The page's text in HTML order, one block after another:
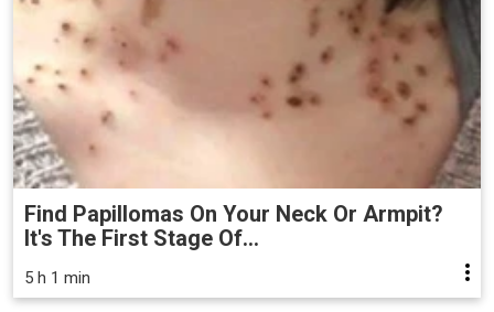
Find Papillomas On Your Neck Or Armpit?
It's The First Stage Of...
5 h 1 min